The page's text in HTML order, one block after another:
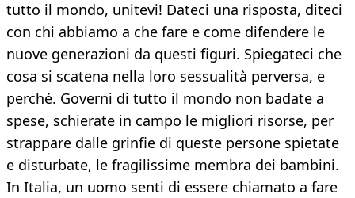
tutto il mondo, unitevi! Dateci una risposta, diteci
con chi abbiamo a che fare e come difendere le
nuove generazioni da questi figuri. Spiegateci che
cosa si scatena nella loro sessualità perversa, e
perché. Governi di tutto il mondo non badate a
spese, schierate in campo le migliori risorse, per
strappare dalle grinfie di queste persone spietate
e disturbate, le fragilissime membra dei bambini.
In Italia, un uomo senti di essere chiamato a fare